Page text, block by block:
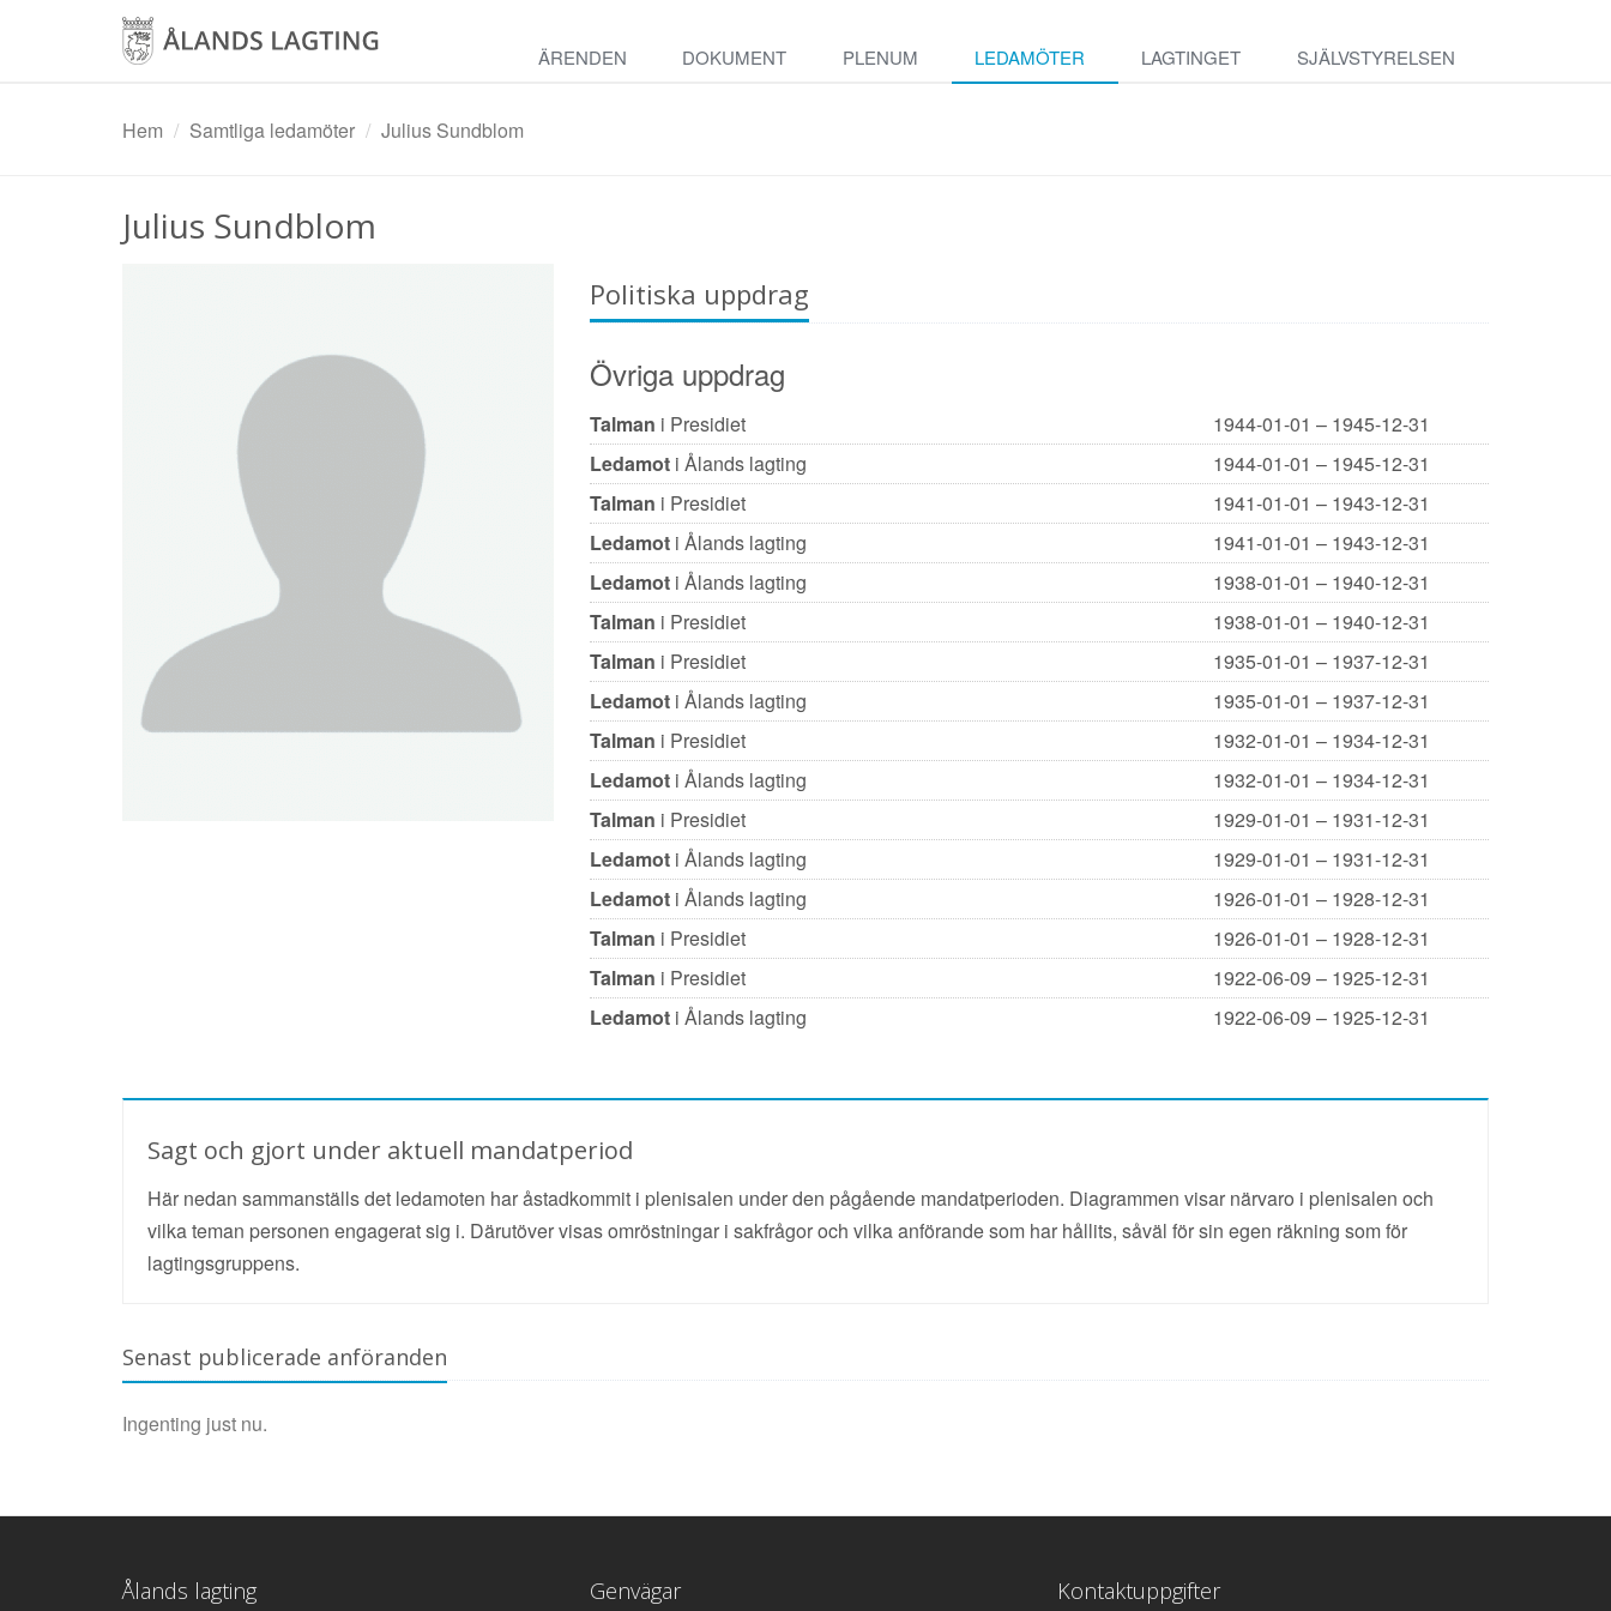
ÄRENDEN DOKUMENT PLENUM LEDAMÖTER LAGTINGET SJÄLVSTYRELSEN
Hem Samtliga ledamöter Julius Sundblom
Julius Sundblom
Politiska uppdrag
Övriga uppdrag
Talman i Presidiet
1944-01-01 – 1945-12-31
Ledamot i Ålands lagting
1944-01-01 – 1945-12-31
Talman i Presidiet
1941-01-01 – 1943-12-31
Ledamot i Ålands lagting
1941-01-01 – 1943-12-31
Ledamot i Ålands lagting
1938-01-01 – 1940-12-31
Talman i Presidiet
1938-01-01 – 1940-12-31
Talman i Presidiet
1935-01-01 – 1937-12-31
Ledamot i Ålands lagting
1935-01-01 – 1937-12-31
Talman i Presidiet
1932-01-01 – 1934-12-31
Ledamot i Ålands lagting
1932-01-01 – 1934-12-31
Talman i Presidiet
1929-01-01 – 1931-12-31
Ledamot i Ålands lagting
1929-01-01 – 1931-12-31
Ledamot i Ålands lagting
1926-01-01 – 1928-12-31
Talman i Presidiet
1926-01-01 – 1928-12-31
Talman i Presidiet
1922-06-09 – 1925-12-31
Ledamot i Ålands lagting 1922-06-09 – 1925-12-31
Sagt och gjort under aktuell mandatperiod
Här nedan sammanställs det ledamoten har åstadkommit i plenisalen under den pågående mandatperioden. Diagrammen visar närvaro i plenisalen och
vilka teman personen engagerat sig i. Därutöver visas omröstningar i sakfrågor och vilka anförande som har hållits, såväl för sin egen räkning som för
lagtingsgruppens.
Senast publicerade anföranden
Ingenting just nu.
Ålands lagting Genvägar Kontaktuppgifter